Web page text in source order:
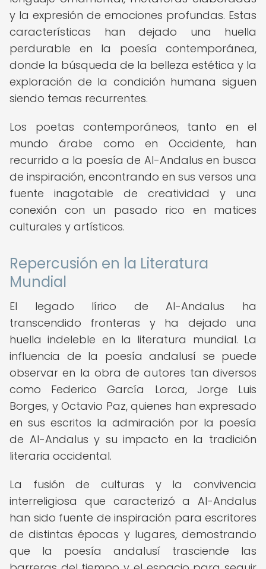
y la expresión de emociones profundas. Estas
características han dejado una huella
perdurable en la poesía contemporánea,
donde la búsqueda de la belleza estética y la
exploración de la condición humana siguen
siendo temas recurrentes.
Los poetas contemporáneos, tanto en el
mundo árabe como en Occidente, han
recurrido a la poesía de Al-Andalus en busca
de inspiración, encontrando en sus versos una
fuente inagotable de creatividad y una
conexión con un pasado rico en matices
culturales y artísticos.
Repercusión en la Literatura
Mundial
El legado lírico de Al-Andalus ha
transcendido fronteras y ha dejado una
huella indeleble en la literatura mundial. La
influencia de la poesía andalusí se puede
observar en la obra de autores tan diversos
como Federico García Lorca, Jorge Luis
Borges, y Octavio Paz, quienes han expresado
en sus escritos la admiración por la poesía
de Al-Andalus y su impacto en la tradición
literaria occidental.
La fusión de culturas y la convivencia
interreligiosa que caracterizó a Al-Andalus
han sido fuente de inspiración para escritores
de distintas épocas y lugares, demostrando
que la poesía andalusí trasciende las